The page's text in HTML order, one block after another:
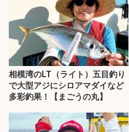
相模湾のLT（ライト）五目釣り
で大型アジにシロアマダイなど
多彩釣果！【まごうの丸】